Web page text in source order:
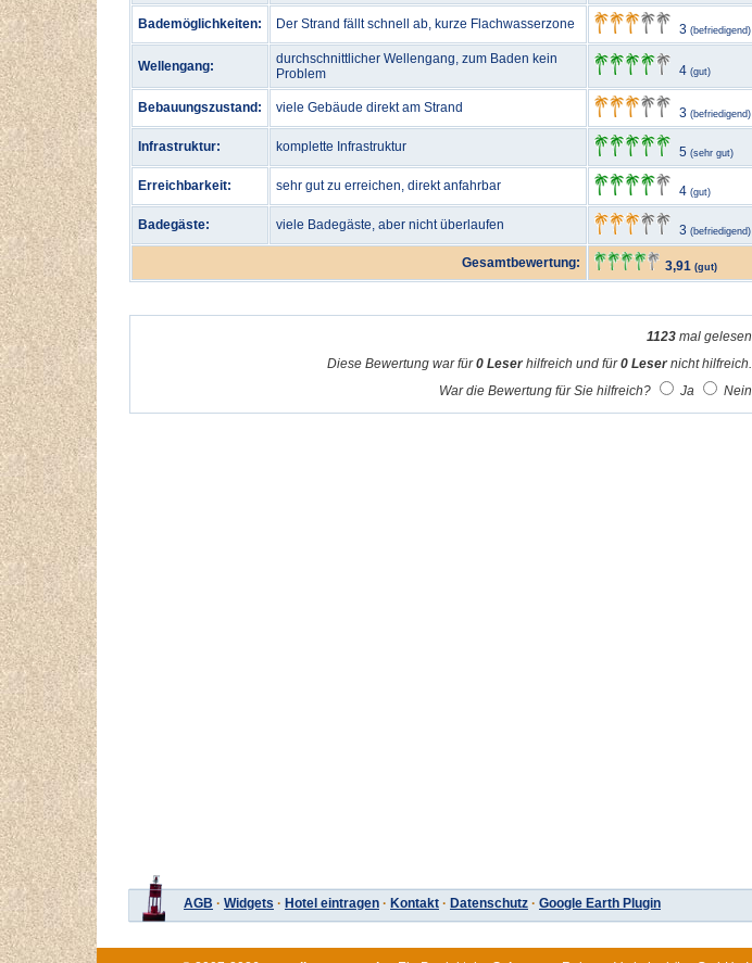
Bademöglichkeiten: Der Strand fällt schnell ab, kurze Flachwasserzone 3 (befriedigend)
Wellengang:
durchschnittlicher Wellengang, zum Baden kein
Problem
4 (gut)
Bebauungszustand: viele Gebäude direkt am Strand 3 (befriedigend)
Infrastruktur: komplette Infrastruktur 5 (sehr gut)
Erreichbarkeit: sehr gut zu erreichen, direkt anfahrbar 4 (gut)
Badegäste: viele Badegäste, aber nicht überlaufen 3 (befriedigend)
Gesamtbewertung: 3,91 (gut)
1123 mal gelesen
Diese Bewertung war für0 Leserhilfreich und für0 Lesernicht hilfreich.
War die Bewertung für Sie hilfreich?
Ja Nein
AGB · Widgets · Hotel eintragen · Kontakt · Datenschutz · Google Earth Plugin